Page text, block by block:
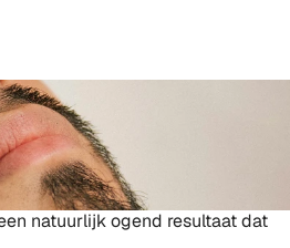
natuurlijk ogend resultaat dat